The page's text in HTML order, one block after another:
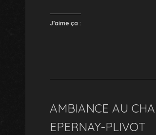
J’aime ça :
AMBIANCE AU
EPERNAY-PLIVOT